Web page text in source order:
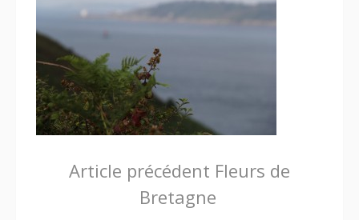
LireArticle précédent Fleurs de
Bretagne